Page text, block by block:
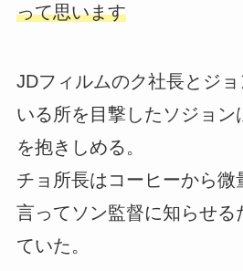
って思います
JDフィルムのク社長とジ
いる所を目撃したソジョン
を抱きしめる。
チョ所長はコーヒーから微
言ってソン監督に知らせる
ていた。